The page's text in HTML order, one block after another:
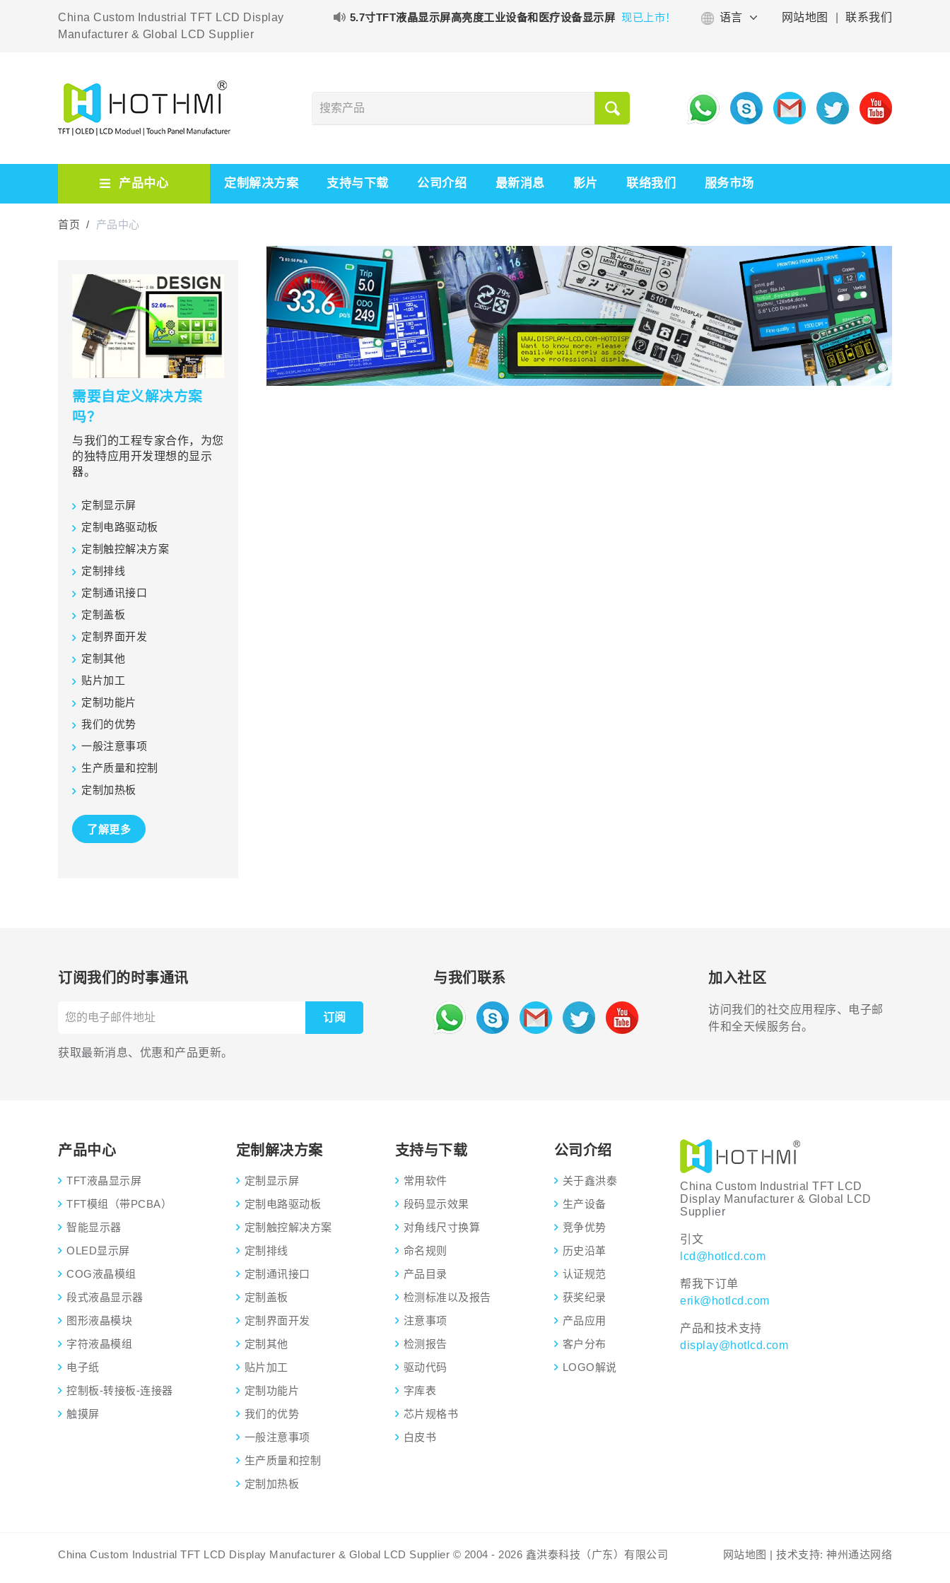
China Custom Industrial TFT LCD Display
Manufacturer & Global LCD Supplier
5.7寸TFT液晶显示屏高亮度工业设备和医疗设备显示屏 现已上市！ 语言 网站地图 联系我们
产品中心 定制解决方案 支持与下载 公司介绍 最新消息 影片 联络我们 服务市场
首页 / 产品中心
需要自定义解决方案
吗？
与我们的工程专家合作，为您
的独特应用开发理想的显示
器。
定制显示屏
定制电路驱动板
定制触控解决方案
定制排线
定制通讯接口
定制盖板
定制界面开发
定制其他
贴片加工
定制功能片
我们的优势
一般注意事项
生产质量和控制
定制加热板
了解更多
订阅我们的时事通讯
订阅
获取最新消息、优惠和产品更新。
与我们联系 加入社区
访问我们的社交应用程序、电子邮
件和全天候服务台。
产品中心
TFT液晶显示屏
TFT模组（带PCBA）
智能显示器
OLED显示屏
COG液晶模组
段式液晶显示器
图形液晶模块
字符液晶模组
电子纸
控制板-转接板-连接器
触摸屏
定制解决方案
定制显示屏
定制电路驱动板
定制触控解决方案
定制排线
定制通讯接口
定制盖板
定制界面开发
定制其他
贴片加工
定制功能片
我们的优势
一般注意事项
生产质量和控制
定制加热板
支持与下载
常用软件
段码显示效果
对角线尺寸换算
命名规则
产品目录
检测标准以及报告
注意事项
检测报告
驱动代码
字库表
芯片规格书
白皮书
公司介绍
关于鑫洪泰
生产设备
竞争优势
历史沿革
认证规范
获奖纪录
产品应用
客户分布
LOGO解说
China Custom Industrial TFT LCD
Display Manufacturer & Global LCD
Supplier
引文
lcd@hotlcd.com
帮我下订单
erik@hotlcd.com
产品和技术支持
display@hotlcd.com
China Custom Industrial TFT LCD Display Manufacturer & Global LCD Supplier © 2004 - 2026 鑫洪泰科技（广东）有限公司 网站地图 | 技术支持: 神州通达网络